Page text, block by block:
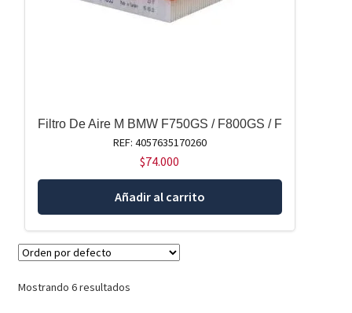
Filtro De Aire M BMW F750GS / F800GS / F
REF: 4057635170260
$74.000
Añadir al carrito
Mostrando 6 resultados